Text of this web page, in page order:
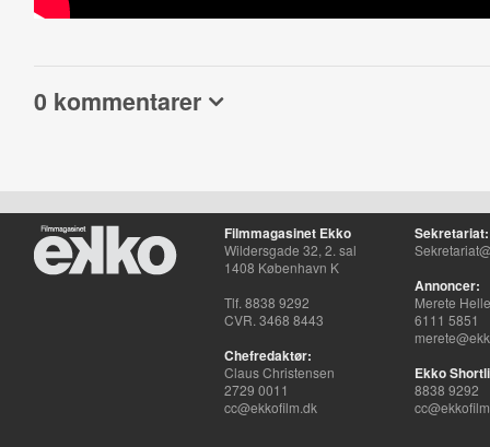
0 kommentarer
Filmmagasinet Ekko
Wildersgade 32, 2. sal
1408 København K
Tlf. 8838 9292
CVR. 3468 8443
Chefredaktør:
Claus Christensen
2729 0011
cc@ekkofilm.dk
Sekretariat:
Annoncer:
Merete
6111 5851
Ekko
8838 9292